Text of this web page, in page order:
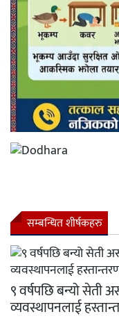
सम्बन्धित शीर्षकहरु
९ वर्षपछि बन्यो सेती
व्यवस्थापनलाई